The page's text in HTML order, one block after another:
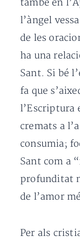
també en
l’àngel
de les
ha una
Sant. Si bé
fa que
l’Escriptura
cremats a
consumia;
Sant com a
profunditat
de l’amor
Per als